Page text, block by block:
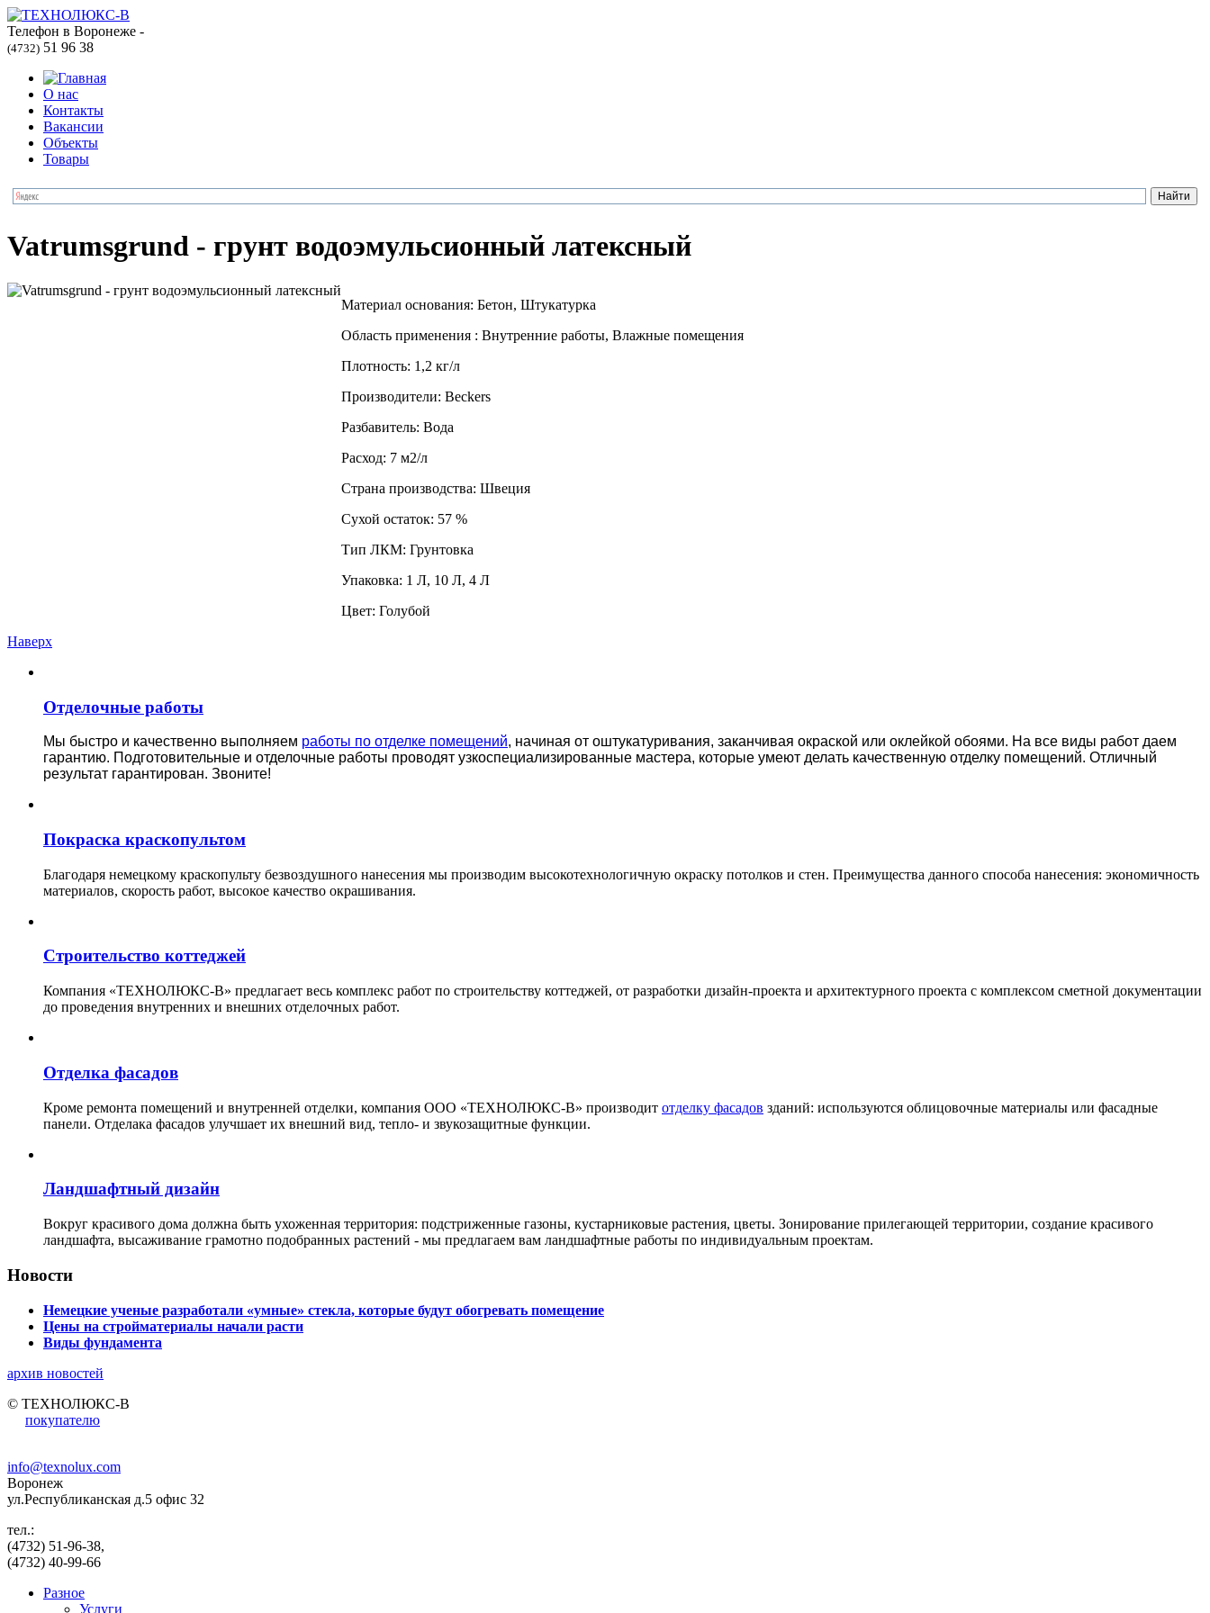
Телефон в Воронеже -
(4732) 51 96 38
О нас
Контакты
Вакансии
Объекты
Товары
Vatrumsgrund - грунт водоэмульсионный латексный
Материал основания: Бетон, Штукатурка
Область применения : Внутренние работы, Влажные помещения
Плотность: 1,2 кг/л
Производители: Beckers
Разбавитель: Вода
Расход: 7 м2/л
Страна производства: Швеция
Сухой остаток: 57 %
Тип ЛКМ: Грунтовка
Упаковка: 1 Л, 10 Л, 4 Л
Цвет: Голубой
Наверх
Отделочные работы
Мы быстро и качественно выполняем работы по отделке помещений, начиная от оштукатуривания, заканчивая окраской или оклейкой обоями. На все виды работ даем
гарантию. Подготовительные и отделочные работы проводят узкоспециализированные мастера, которые умеют делать качественную отделку помещений. Отличный
результат гарантирован. Звоните!
Покраска краскопультом
Благодаря немецкому краскопульту безвоздушного нанесения мы производим высокотехнологичную окраску потолков и стен. Преимущества данного способа нанесения: экономичность
материалов, скорость работ, высокое качество окрашивания.
Строительство коттеджей
Компания «ТЕХНОЛЮКС-В» предлагает весь комплекс работ по строительству коттеджей, от разработки дизайн-проекта и архитектурного проекта с комплексом сметной документации
до проведения внутренних и внешних отделочных работ.
Отделка фасадов
Кроме ремонта помещений и внутренней отделки, компания ООО «ТЕХНОЛЮКС-В» производит отделку фасадов зданий: используются облицовочные материалы или фасадные
панели. Отделака фасадов улучшает их внешний вид, тепло- и звукозащитные функции.
Ландшафтный дизайн
Вокруг красивого дома должна быть ухоженная территория: подстриженные газоны, кустарниковые растения, цветы. Зонирование прилегающей территории, создание красивого
ландшафта, высаживание грамотно подобранных растений - мы предлагаем вам ландшафтные работы по индивидуальным проектам.
Новости
Немецкие ученые разработали «умные» стекла, которые будут обогревать помещение
Цены на стройматериалы начали расти
Виды фундамента
архив новостей
© ТЕХНОЛЮКС-В
покупателю
info@texnolux.com
Воронеж
ул.Республиканская д.5 офис 32
тел.:
(4732) 51-96-38,
(4732) 40-99-66
Разное
Услуги